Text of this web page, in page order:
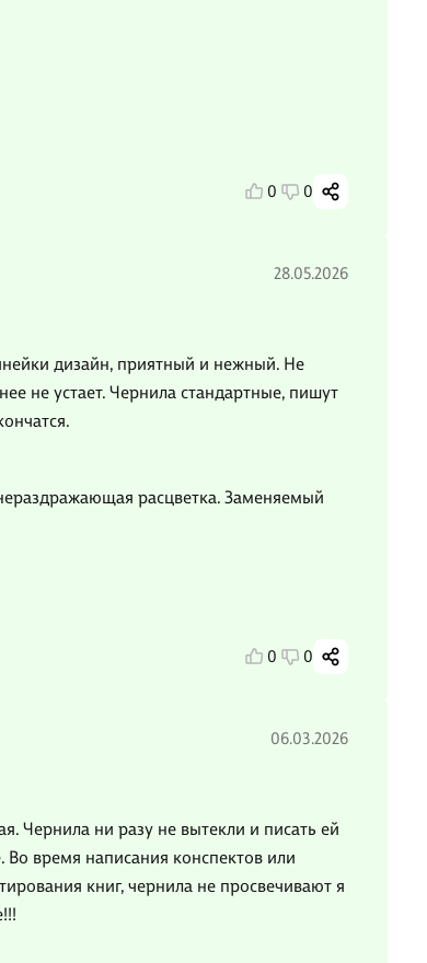
0 0
28.05.2026
дизайн, приятный и нежный. Не
не устает. Чернила стандартные, пишут
расцветка. Заменяемый
0 0
06.03.2026
Чернила ни разу не вытекли и писать ей
время написания конспектов или
книг, чернила не просвечивают я